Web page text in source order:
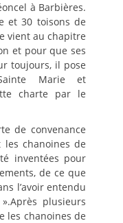
à Barbières.
et 30 toisons de
vient au chapitre
et pour que ses
toujours, il pose
Marie et
charte par le
de convenance
chanoines de
inventées pour
de ce que
l’avoir entendu
plusieurs
les chanoines de